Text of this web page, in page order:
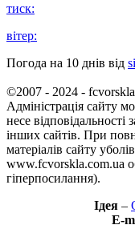
тиск:
вітер:
Погода на 10 днів від
©2007 - 2024 -
Адміністрація сайту
несе відповідальності
інших сайтів. При
матеріалів сайту
www.fcvorskla.com.ua
гіперпосилання).
Ідея –
E-